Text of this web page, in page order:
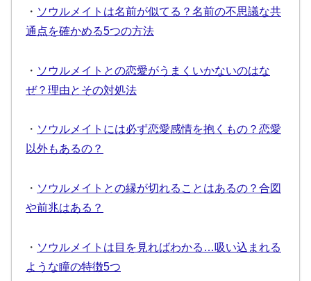
・ ソウルメイトは名前が似てる？名前の不思議な共
通点を確かめる5つの方法
・ ソウルメイトとの恋愛がうまくいかないのはな
ぜ？理由とその対処法
・ ソウルメイトには必ず恋愛感情を抱くもの？恋愛
以外もあるの？
・ ソウルメイトとの縁が切れることはあるの？合図
や前兆はある？
・ ソウルメイトは目を見ればわかる…吸い込まれる
ような瞳の特徴5つ